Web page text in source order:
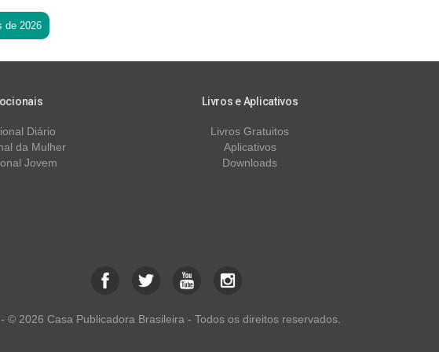
de 2026
Diário
da Mulher
Jovem
Livros e Aplicativos
Livros Gratuitos
Aplicativos
Downloads
© 2026 Casa Publicadora Brasileira - Todos os direitos reservados.